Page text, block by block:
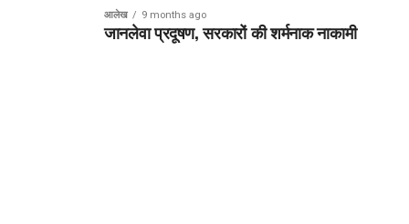
आलेख 9 months ago
जानलेवा प्रदूषण, सरकारों की शर्मनाक नाकामी